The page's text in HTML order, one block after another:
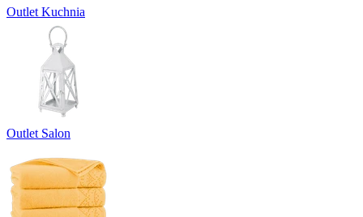
Outlet Kuchnia
Outlet Salon